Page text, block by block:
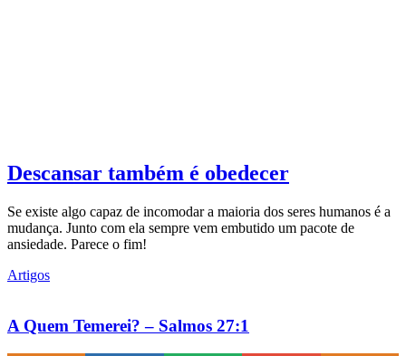
Descansar também é obedecer
Se existe algo capaz de incomodar a maioria dos seres humanos é a
mudança. Junto com ela sempre vem embutido um pacote de
ansiedade. Parece o fim!
Artigos
A Quem Temerei? – Salmos 27:1